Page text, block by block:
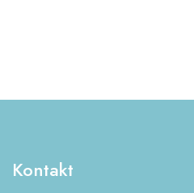
Kontakt